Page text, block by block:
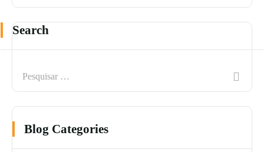
Search
Blog Categories